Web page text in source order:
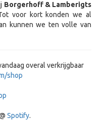
Borgerhoff & Lamberigts
voor kort konden we al
kunnen we ten volle van
overal verkrijgbaar
shop
Spotify.